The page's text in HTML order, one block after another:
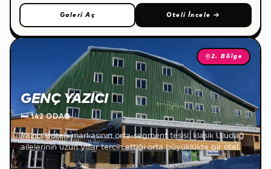
Galeri Aç Oteli İncele →
2. Bölge
GENÇ YAZICI
🛏142 ODA🌐
Yazıcı Hotels markasının orta-segment tesisi; klasik Uludağ
ailelerinin uzun yıllar tercih ettiği orta büyüklükte bir otel.